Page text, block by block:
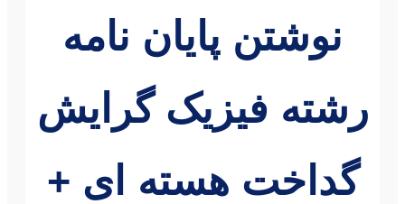
نوشتن پایان نامه
رشته فیزیک گرایش
گداخت هسته ای +